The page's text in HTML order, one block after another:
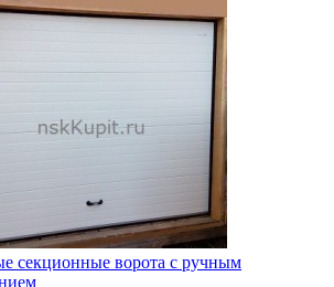
секционные ворота с ручным